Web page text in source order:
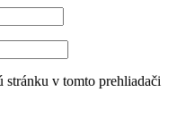
v tomto prehliadači